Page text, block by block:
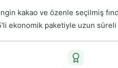
kakao ve özenle seçilmiş
ekonomik paketiyle uzun